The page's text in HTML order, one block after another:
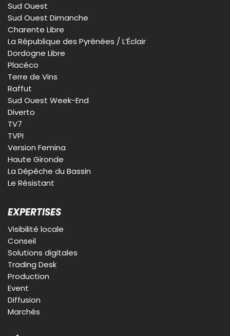
Sud Ouest
Sud Ouest Dimanche
Charente Libre
La République des Pyrénées / L’Éclair
Dordogne Libre
Placéco
Terre de Vins
Raffut
Sud Ouest Week-End
Diverto
TV7
TVPI
Version Femina
Haute Gironde
La Dépêche du Bassin
Le Résistant
EXPERTISES
Visibilité locale
Conseil
Solutions digitales
Trading Desk
Production
Event
Diffusion
Marchés